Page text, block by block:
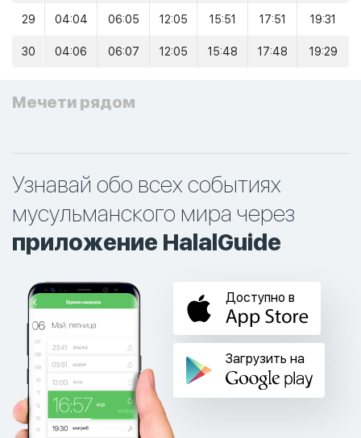
29 04:04 06:05 12:05 15:51 17:51 19:31
30 04:06 06:07 12:05 15:48 17:48 19:29
Мечети рядом
Узнавай обо всех событиях
мусульманского мира через
приложение HalalGuide
Доступно в
Загрузить на